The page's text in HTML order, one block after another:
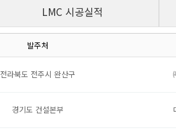
LMC 시공실적
발주처
전라북도 전주시 완산구
경기도 건설본부